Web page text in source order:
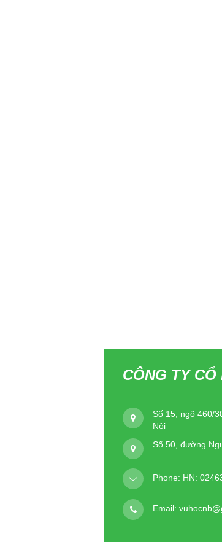
CÔNG TY
Số 15, ngõ 460/
Nội
Số 50, đường
Phone: HN:
Email: